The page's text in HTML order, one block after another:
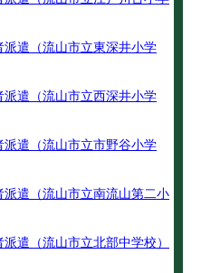
遣（流山市立東深井小学
遣（流山市立西深井小学
遣（流山市立市野谷小学
遣（流山市立南流山第二小
遣（流山市立北部中学校）